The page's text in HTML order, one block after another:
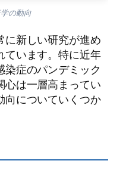
の動向
に新しい研究が進め
ています。特に近年
症のパンデミック
心は一層高まってい
向についていくつか